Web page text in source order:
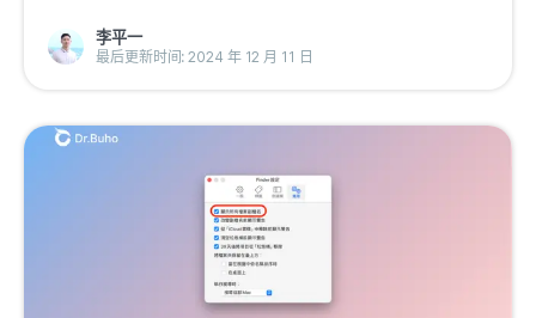
李平一
最后更新时间: 2024 年 12 月 11 日